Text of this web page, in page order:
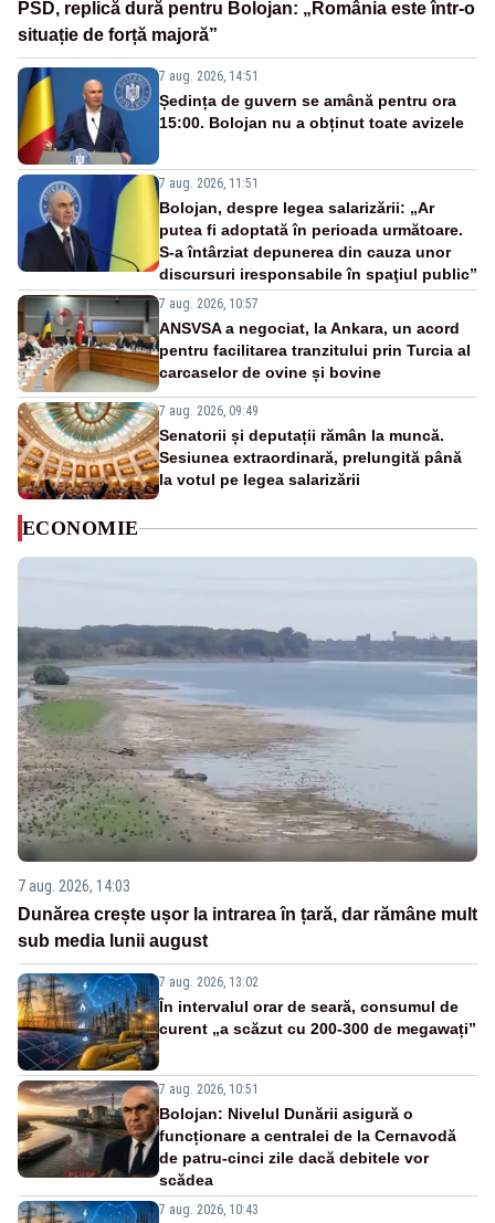
PSD, replică dură pentru Bolojan: „România este într-o
situație de forță majoră”
7 aug. 2026, 14:51
Ședința de guvern se amână pentru ora
15:00. Bolojan nu a obținut toate avizele
7 aug. 2026, 11:51
Bolojan, despre legea salarizării: „Ar
putea fi adoptată în perioada următoare.
S-a întârziat depunerea din cauza unor
discursuri iresponsabile în spaţiul public”
7 aug. 2026, 10:57
ANSVSA a negociat, la Ankara, un acord
pentru facilitarea tranzitului prin Turcia al
carcaselor de ovine și bovine
7 aug. 2026, 09:49
Senatorii și deputații rămân la muncă.
Sesiunea extraordinară, prelungită până
la votul pe legea salarizării
ECONOMIE
7 aug. 2026, 14:03
Dunărea crește ușor la intrarea în țară, dar rămâne mult
sub media lunii august
7 aug. 2026, 13:02
În intervalul orar de seară, consumul de
curent „a scăzut cu 200-300 de megawați”
7 aug. 2026, 10:51
Bolojan: Nivelul Dunării asigură o
funcționare a centralei de la Cernavodă
de patru-cinci zile dacă debitele vor
scădea
7 aug. 2026, 10:43